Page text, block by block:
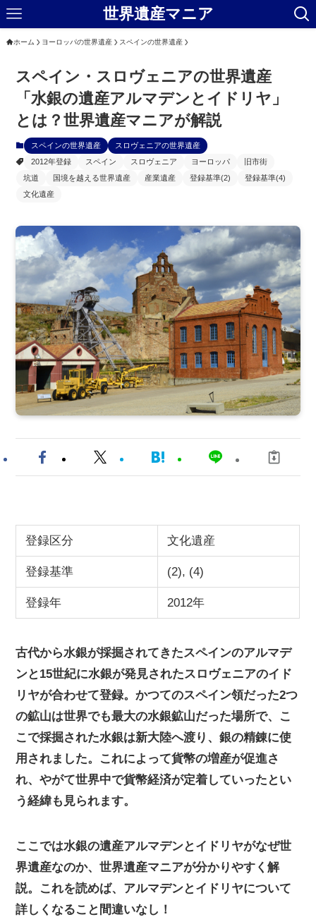
世界遺産マニア
ホーム ヨーロッパの世界遺産 スペインの世界遺産
スペイン・スロヴェニアの世界遺産
「水銀の遺産アルマデンとイドリヤ」
とは？世界遺産マニアが解説
スペインの世界遺産
スロヴェニアの世界遺産
2012年登録
スペイン スロヴェニア ヨーロッパ
旧市街
坑道
国境を越える世界遺産 産業遺産 登録基準(2)
登録基準(4)
文化遺産
登録区分 文化遺産
登録基準 (2), (4)
登録年 2012年
古代から水銀が採掘されてきたスペインのアルマデ
ンと15世紀に水銀が発見されたスロヴェニアのイド
リヤが合わせて登録。かつてのスペイン領だった2つ
の鉱山は世界でも最大の水銀鉱山だった場所で、こ
こで採掘された水銀は新大陸へ渡り、銀の精錬に使
用されました。これによって貨幣の増産が促進さ
れ、やがて世界中で貨幣経済が定着していったとい
う経緯も見られます。
ここでは水銀の遺産アルマデンとイドリヤがなぜ世
界遺産なのか、世界遺産マニアが分かりやすく解
説。これを読めば、アルマデンとイドリヤについて
詳しくなること間違いなし！